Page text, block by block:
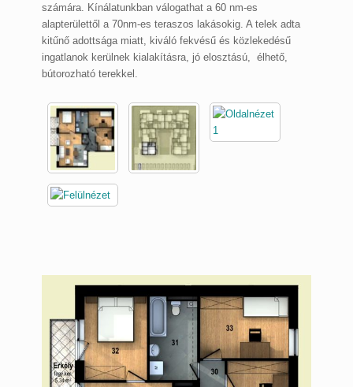
számára. Kínálatunkban válogathat a 60 nm-es
alapterülettől a 70nm-es teraszos lakásokig. A telek adta
kitűnő adottsága miatt, kiváló fekvésű és közlekedésű
ingatlanok kerülnek kialakításra, jó elosztású, élhető,
bútorozható terekkel.